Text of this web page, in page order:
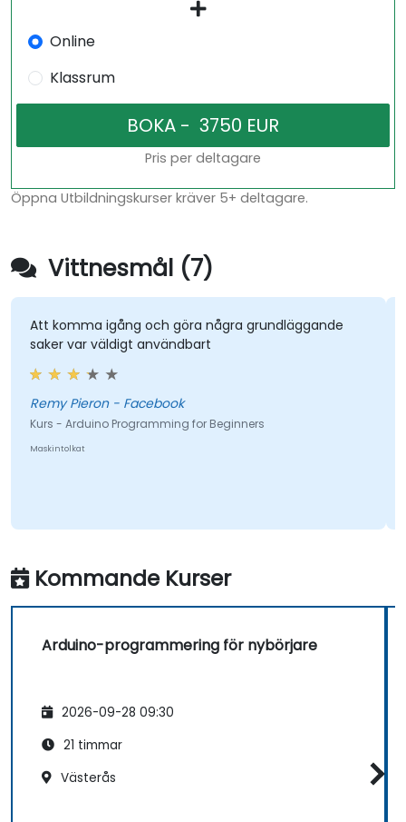
Online
Klassrum
Pris per deltagare
Öppna Utbildningskurser kräver 5+ deltagare.
Vittnesmål (7)
Att komma igång och göra några grundläggande
saker var väldigt användbart
Remy Pieron - Facebook
Kurs - Arduino Programming for Beginners
Maskintolkat
Kommande Kurser
Arduino-programmering för nybörjare
2026-09-28 09:30
21 timmar
Västerås